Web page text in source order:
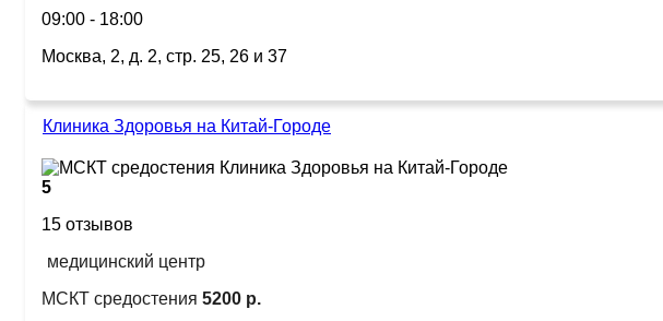
09:00 - 18:00
Москва, 2, д. 2, стр. 25, 26 и 37
Клиника Здоровья на Китай-Городе
5
15 отзывов
медицинский центр
МСКТ средостения 5200 р.